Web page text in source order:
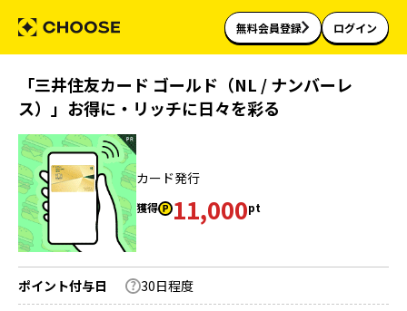
無料会員登録 ログイン
「三井住友カード ゴールド（NL / ナンバーレ
ス）」お得に・リッチに日々を彩る
カード発行
獲得 11,000pt
ポイント付与日 30日程度